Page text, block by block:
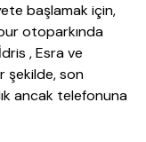
başlamak için,
otoparkında
, Esra ve
şekilde, son
ancak telefonuna